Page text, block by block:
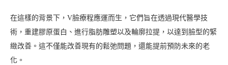
在這樣的背景下，V臉療程應運而生，它們旨在透過現代醫學技
術，重建膠原蛋白、進行脂肪雕塑以及輪廓拉提，以達到臉型的緊
緻改善。這不僅能改善現有的鬆弛問題，還能提前預防未來的老
化。